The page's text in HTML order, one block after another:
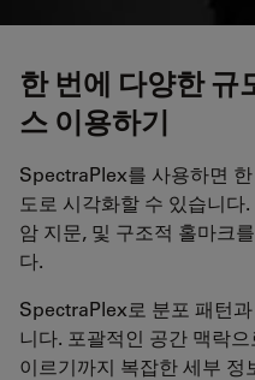
한 번에 다양한 규
스 이용하기
SpectraPlex를 사용하면
도로 시각화할 수 있습니
암 지문, 및 구조적 홀마크
다.
SpectraPlex로 분포 패턴
니다. 포괄적인 공간 맥락
이르기까지 복잡한 세부 정